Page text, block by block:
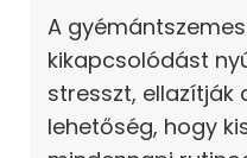
A
kikapcsolódást
stresszt, ellazítják
lehetőség, hogy